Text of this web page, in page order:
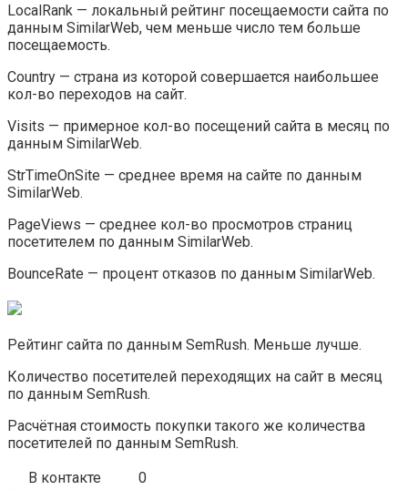
LocalRank — локальный рейтинг посещаемости сайта по
данным SimilarWeb, чем меньше число тем больше
посещаемость.
Country — страна из которой совершается наибольшее
кол-во переходов на сайт.
Visits — примерное кол-во посещений сайта в месяц по
данным SimilarWeb.
StrTimeOnSite — среднее время на сайте по данным
SimilarWeb.
PageViews — среднее кол-во просмотров страниц
посетителем по данным SimilarWeb.
BounceRate — процент отказов по данным SimilarWeb.
Рейтинг сайта по данным SemRush. Меньше лучше.
Количество посетителей переходящих на сайт в месяц
по данным SemRush.
Расчётная стоимость покупки такого же количества
посетителей по данным SemRush.
В контакте
0